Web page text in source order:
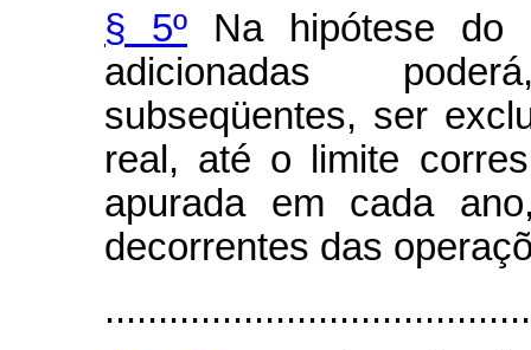
§ 5º Na hipótese do
adicionadas
subseqüentes, ser
real, até o limite
apurada em cada
decorrentes das